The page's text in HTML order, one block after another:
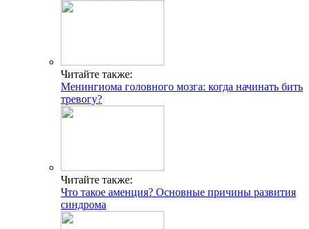
Читайте также:
Менингиома головного мозга: когда начинать бить
тревогу?
Читайте также:
Что такое аменция? Основные причины развития
синдрома